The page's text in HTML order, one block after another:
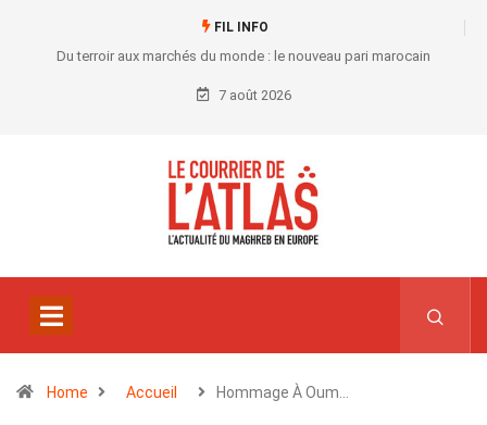
FIL INFO
Du terroir aux marchés du monde : le nouveau pari marocain
7 août 2026
Home Accueil Hommage À Oum…